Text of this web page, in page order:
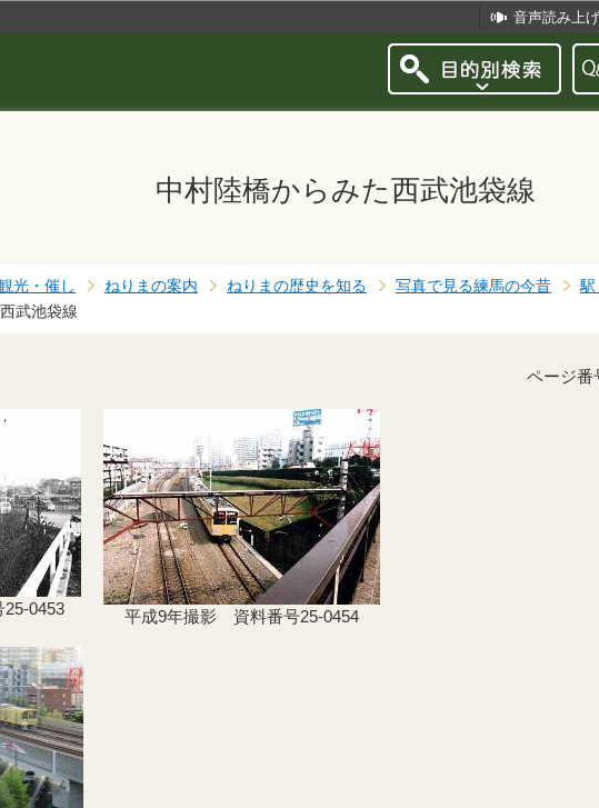
音声読み上
中村陸橋からみた西武池袋線
光・催し ねりまの案内 ねりまの歴史を知る 写真で見る練馬の今昔
駅
武池袋線
ページ番
0453 平成9年撮影 資料番号25-0454